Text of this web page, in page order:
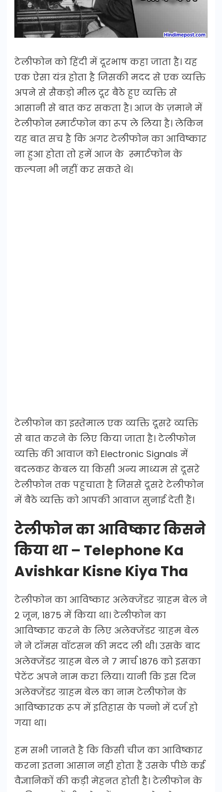
टेलीफोन को हिंदी में दूरभाष कहा जाता है। यह
एक ऐसा यंत्र होता है जिसकी मदद से एक व्यक्ति
अपने से सैकड़ो मील दूर बैठे हुए व्यक्ति से
आसानी से बात कर सकता है। आज के ज़माने में
टेलीफोन स्मार्टफोन का रूप ले लिया है। लेकिन
यह बात सच है कि अगर टेलीफोन का आविष्कार
ना हुआ होता तो हमें आज के स्मार्टफोन के
कल्पना भी नहीं कर सकते थे।
टेलीफोन का इस्तेमाल एक व्यक्ति दूसरे व्यक्ति
से बात करने के लिए किया जाता है। टेलीफोन
व्यक्ति की आवाज को Electronic Signals में
बदलकर केबल या किसी अन्य माध्यम से दूसरे
टेलीफोन तक पहुचाता है जिससे दूसरे टेलीफोन
में बैठे व्यक्ति को आपकी आवाज सुनाई देती हैं।
टेलीफोन का आविष्कार किसने
किया था – Telephone Ka
Avishkar Kisne Kiya Tha
टेलीफोन का आविष्कार अलेक्जेंडर ग्राहम बेल ने
2 जून, 1875 में किया था। टेलीफोन का
आविष्कार करने के लिए अलेक्जेंडर ग्राहम बेल
ने ने टॉमस वॉटसन की मदद ली थी। उसके बाद
अलेक्जेंडर ग्राहम बेल ने 7 मार्च 1876 को इसका
पेटेंट अपने नाम करा लिया। यानी कि इस दिन
अलेक्जेंडर ग्राहम बेल का नाम टेलीफोन के
आविष्कारक रूप में इतिहास के पन्नो में दर्ज हो
गया था।
हम सभी जानते है कि किसी चीज का आविष्कार
करना इतना आसान नही होता हैं उसके पीछे कई
वैज्ञानिकों की कड़ी मेहनत होती है। टेलीफोन के